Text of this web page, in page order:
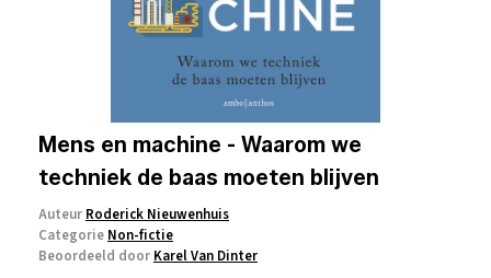
Mens en machine - Waarom we
techniek de baas moeten blijven
Auteur Roderick Nieuwenhuis
Categorie Non-fictie
Beoordeeld door Karel Van Dinter